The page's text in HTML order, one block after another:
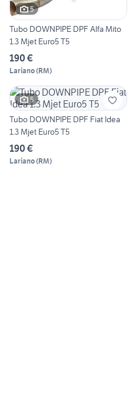
5
Tubo DOWNPIPE DPF Alfa Mito
1.3 Mjet Euro5 T5
190 €
Lariano(RM)
5
Tubo DOWNPIPE DPF Fiat Idea
1.3 Mjet Euro5 T5
190 €
Lariano(RM)